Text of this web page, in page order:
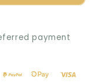
payment